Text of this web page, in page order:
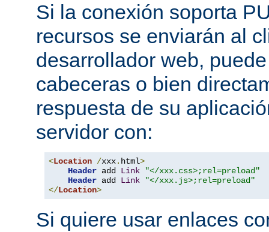
Si la conexión soporta
recursos se enviarán al
desarrollador web,
cabeceras o bien
respuesta de su
servidor con:
<Location /xxx. html>
Header add Link
"</xxx.css>;rel=preload"
Header add Link
"</xxx.js>;rel=preload"
</Location>
Si quiere usar enlaces